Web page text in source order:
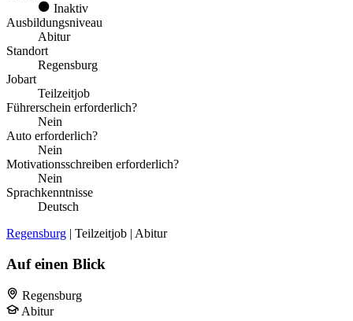
Inaktiv
Ausbildungsniveau
Abitur
Standort
Regensburg
Jobart
Teilzeitjob
Führerschein erforderlich?
Nein
Auto erforderlich?
Nein
Motivationsschreiben erforderlich?
Nein
Sprachkenntnisse
Deutsch
Regensburg | Teilzeitjob | Abitur
Auf einen Blick
Regensburg
Abitur